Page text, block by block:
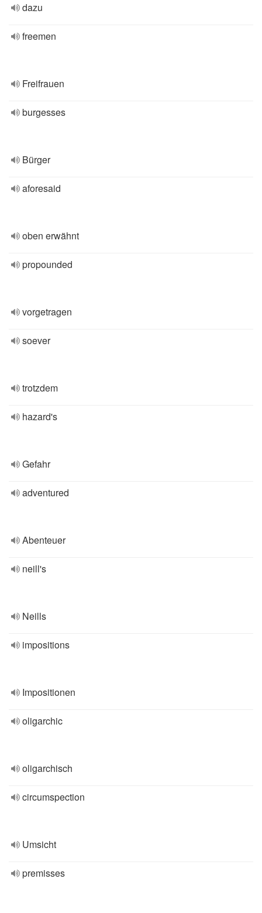
dazu
freemen
Freifrauen
burgesses
Bürger
aforesaid
oben erwähnt
propounded
vorgetragen
soever
trotzdem
hazard's
Gefahr
adventured
Abenteuer
neill's
Neills
impositions
Impositionen
oligarchic
oligarchisch
circumspection
Umsicht
premisses